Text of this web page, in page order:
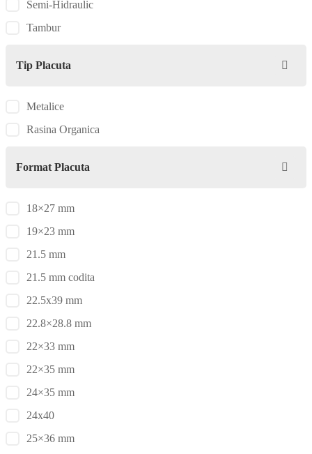
Semi-Hidraulic
Tambur
Tip Placuta
Metalice
Rasina Organica
Format Placuta
18×27 mm
19×23 mm
21.5 mm
21.5 mm codita
22.5x39 mm
22.8×28.8 mm
22×33 mm
22×35 mm
24×35 mm
24x40
25×36 mm